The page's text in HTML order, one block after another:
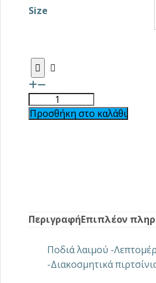
Size
Προσθήκη στο καλάθι
ΠεριγραφήΕπιπλέον
Ποδιά λαιμού -
-Διακοσμητικά